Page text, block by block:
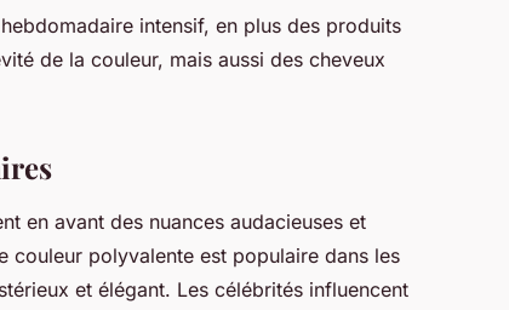
intensif, en plus des produits
de la couleur, mais aussi des cheveux
en avant des nuances audacieuses et
couleur polyvalente est populaire dans les
et élégant. Les célébrités influencent